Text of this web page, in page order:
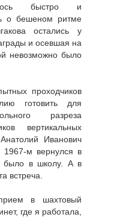
быстро и
о бешеном ритме
остались у
и осевшая на
невозможно было
проходчиков
готовить для
разреза
вертикальных
Иванович
м вернулся в
было в школу. А в
встреча.
в шахтовый
где я работала,